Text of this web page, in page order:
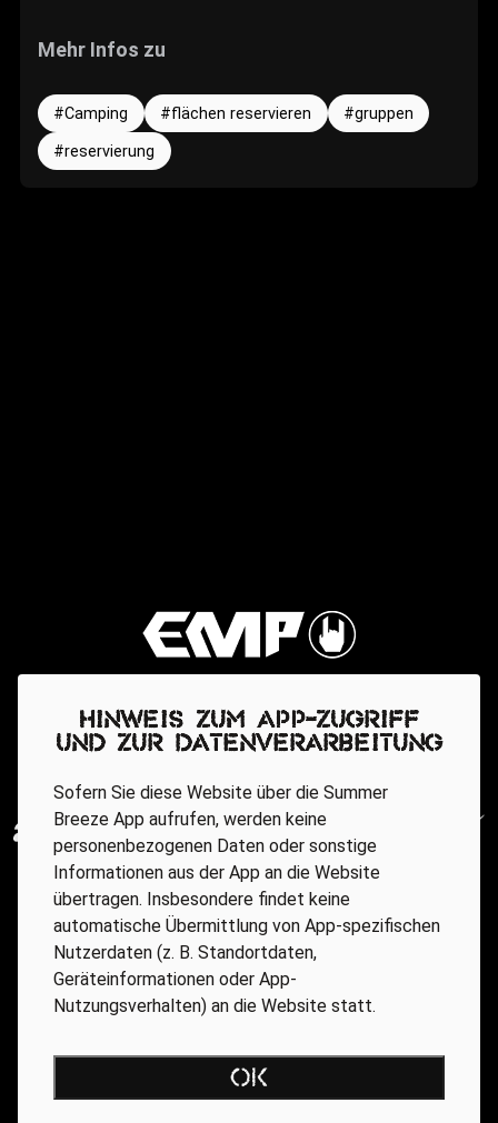
Mehr Infos zu
Camping flächen reservieren
gruppen
reservierung
Hinweis zum App-Zugriff
und zur Datenverarbeitung
Sofern Sie diese Website über die Summer
Breeze App aufrufen, werden keine
personenbezogenen Daten oder sonstige
Informationen aus der App an die Website
übertragen. Insbesondere findet keine
automatische Übermittlung von App-spezifischen
Nutzerdaten (z. B. Standortdaten,
Geräteinformationen oder App-
Nutzungsverhalten) an die Website statt.
OK